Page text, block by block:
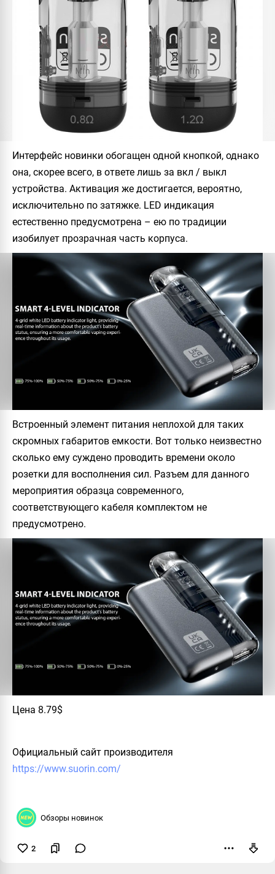
Интерфейс новинки обогащен одной кнопкой, однако
она, скорее всего, в ответе лишь за вкл / выкл
устройства. Активация же достигается, вероятно,
исключительно по затяжке. LED индикация
естественно предусмотрена – ею по традиции
изобилует прозрачная часть корпуса.
Встроенный элемент питания неплохой для таких
скромных габаритов емкости. Вот только неизвестно
сколько ему суждено проводить времени около
розетки для восполнения сил. Разъем для данного
мероприятия образца современного,
соответствующего кабеля комплектом не
предусмотрено.
Цена 8.79$
Официальный сайт производителя
https://www.suorin.com/
Обзоры новинок
2